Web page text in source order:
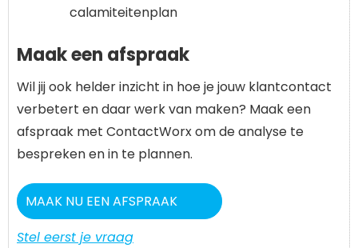
calamiteitenplan
Maak een afspraak
Wil jij ook helder inzicht in hoe je jouw klantcontact
verbetert en daar werk van maken? Maak een
afspraak met ContactWorx om de analyse te
bespreken en in te plannen.
MAAK NU EEN AFSPRAAK
Stel eerst je vraag